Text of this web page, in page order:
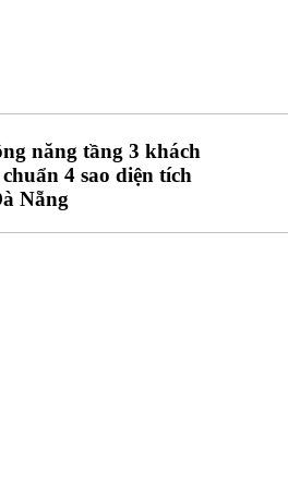
năng tầng 3 khách
4 sao diện tích
Nẵng